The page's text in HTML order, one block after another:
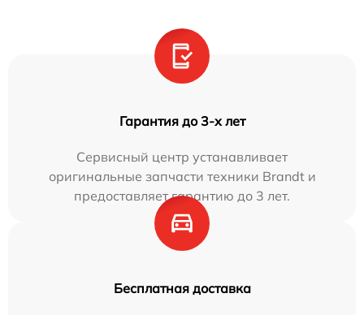
Гарантия до 3-х лет
Сервисный центр устанавливает
оригинальные запчасти техники Brandt и
предоставляет гарантию до 3 лет.
Бесплатная доставка